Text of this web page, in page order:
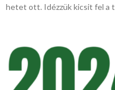
hetet ott. Idézzük kicsit fel a